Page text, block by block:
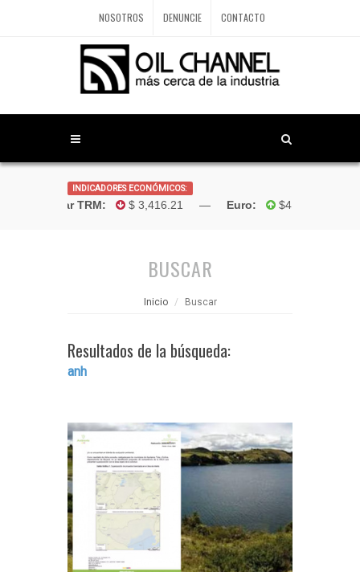
NOSOTROS DENUNCIE CONTACTO
INDICADORES ECONÓMICOS:
Dólar TRM: $ 3,416.21 —Euro: $4,181.96 —
BUSCAR
Inicio Buscar
Resultados de la búsqueda:
anh